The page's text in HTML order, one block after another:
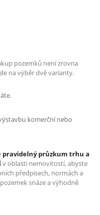
pozemků není zrovna
na výběr dvě varianty.
komerční nebo
pravidelný průzkum trhu a
v oblasti nemovitostí, abyste
předpisech, normách a
snáze a výhodně